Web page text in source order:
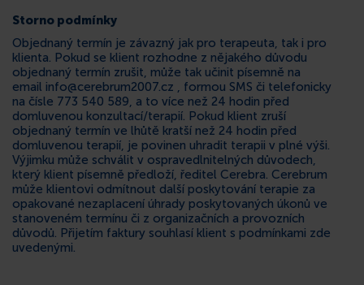
Storno podmínky
Objednaný termín je závazný jak pro terapeuta, tak i pro
klienta. Pokud se klient rozhodne z nějakého důvodu
objednaný termín zrušit, může tak učinit písemně na
email info@cerebrum2007.cz , formou SMS či telefonicky
na čísle 773 540 589, a to více než 24 hodin před
domluvenou konzultací/terapií. Pokud klient zruší
objednaný termín ve lhůtě kratší než 24 hodin před
domluvenou terapií, je povinen uhradit terapii v plné výši.
Výjimku může schválit v ospravedlnitelných důvodech,
který klient písemně předloží, ředitel Cerebra. Cerebrum
může klientovi odmítnout další poskytování terapie za
opakované nezaplacení úhrady poskytovaných úkonů ve
stanoveném termínu či z organizačních a provozních
důvodů. Přijetím faktury souhlasí klient s podmínkami zde
uvedenými.